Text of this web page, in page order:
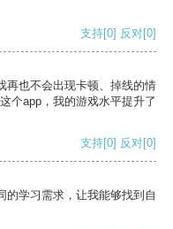
支持[0] 反对[0]
再也不会出现卡顿、掉线的情
个app，我的游戏水平提升了
支持[0] 反对[0]
的学习需求，让我能够找到自